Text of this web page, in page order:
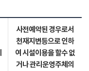
사전예약된 경우로서
천재지변등으로 인하
여 시설이용을 할수 없
거나 관리운영주체의